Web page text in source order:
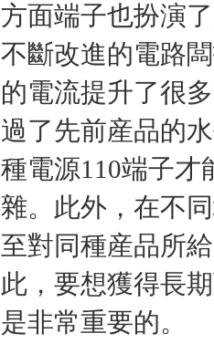
方面端子也扮演
不斷改進的電路
的電流提升了很
過了先前産品的
種電源110端子才
雜。此外，在不
至對同種産品所
此，要想獲得長
是非常重要的。